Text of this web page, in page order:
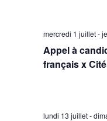
mercredi 1 juillet-
Appel à
français x
lundi 13 juillet-